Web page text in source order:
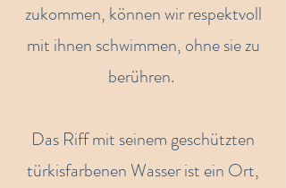
zukommen, können wir respektvoll
mit ihnen schwimmen, ohne sie zu
berühren.
Das Riff mit seinem geschützten
türkisfarbenen Wasser ist ein Ort,